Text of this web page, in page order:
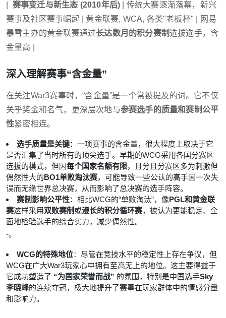
️ 赛事变迁与新生态 (2010年后) | 传统大赛逐渐落幕，新兴
赛事及社区赛事崛起 | 黄金联赛, WCA, 各类"老板杯" | 网易
暴雪主办的黄金联赛通过长达数月的积分赛制 选拔选手，含
金量高 |
深入理解赛事“含金量”
在关注War3赛事时，“含金量”是一个常被提及的词。它不仅
关乎奖金和名气，更深层次地与参赛选手的质量和赛制公平
性紧密相连。
选手质量是关键：一项赛事的含金量，很大程度上取决于它
是否汇集了当时所有的顶尖选手。早期的WCG采用各国分赛区
选拔的模式，但因每个国家名额有限，且分且分赛区多为刺激但
偶然性大的BO1单败淘汰赛，可能导致一些公认的高手因一次失
误而无缘世界总决赛，从而影响了总决赛的选手阵容。
赛制影响公平性：相比WCG的“单败淘汰”，像PGL和黄金联
赛这样采用双败赛制 或漫长的积分循环赛，被认为更能稳定、全
面地检验选手的综合实力，减少偶然性。
-。
WCG的特殊地位：尽管在竞技水平的稳定性上存在争议，但
WCG在广大War3玩家心中拥有至高无上的地位。这主要得益于
它成功塑造了 “为国家荣誉而战” 的氛围，特别是中国选手Sky
李晓峰的连续夺冠，极大地提升了赛事在玩家群体中的情感分量
和影响力。